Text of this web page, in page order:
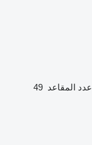
عدد المقاعد 49